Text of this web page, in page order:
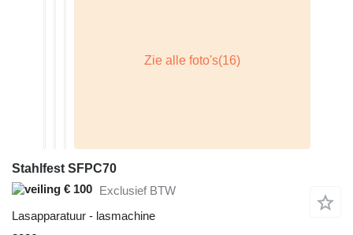
Stahlfest SFPC70
€ 100 Exclusief BTW
Lasapparatuur - lasmachine